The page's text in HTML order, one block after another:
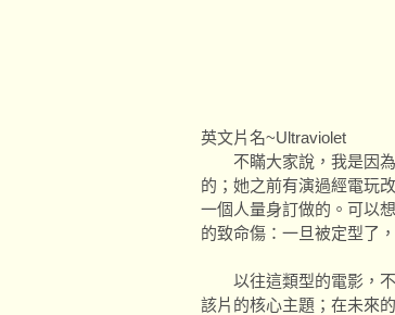
英文片名~Ultraviolet
不瞞大家說，我是因為
的；她之前有演過經電玩
一個人量身訂做的。可以
的致命傷：一旦被定型了
以往這類型的電影，不
該片的核心主題；在未來